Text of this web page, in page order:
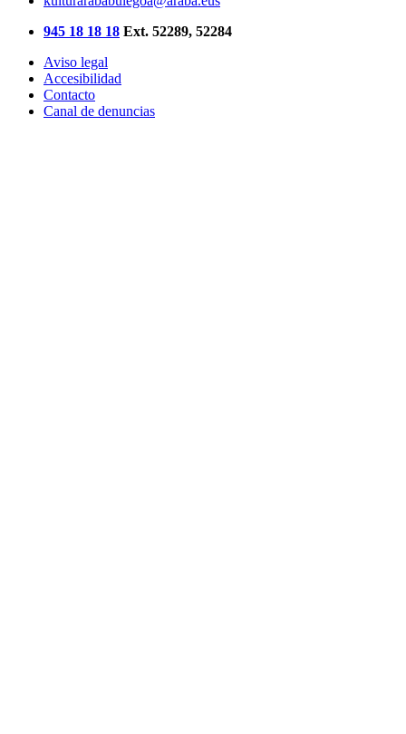
945 18 18 18 Ext. 52289, 52284
Aviso legal
Accesibilidad
Contacto
Canal de denuncias